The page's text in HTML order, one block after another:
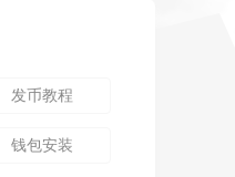
发币教程
钱包安装